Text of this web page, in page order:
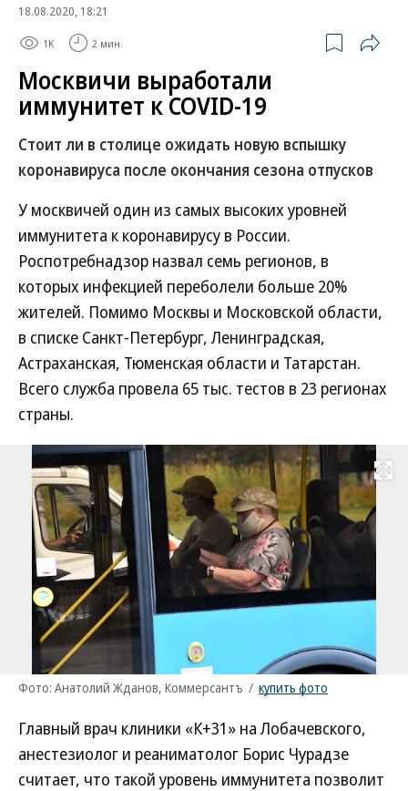
18.08.2020, 18:21
1K 2 мин.
Москвичи выработали
иммунитет к COVID-19
Стоит ли в столице ожидать новую вспышку
коронавируса после окончания сезона отпусков
У москвичей один из самых высоких уровней
иммунитета к коронавирусу в России.
Роспотребнадзор назвал семь регионов, в
которых инфекцией переболели больше 20%
жителей. Помимо Москвы и Московской области,
в списке Санкт-Петербург, Ленинградская,
Астраханская, Тюменская области и Татарстан.
Всего служба провела 65 тыс. тестов в 23 регионах
страны.
Развернуть
Фото: Анатолий Жданов, Коммерсантъ / купить фото
Главный врач клиники «К+31» на Лобачевского,
анестезиолог и реаниматолог Борис Чурадзе
считает, что такой уровень иммунитета позволит